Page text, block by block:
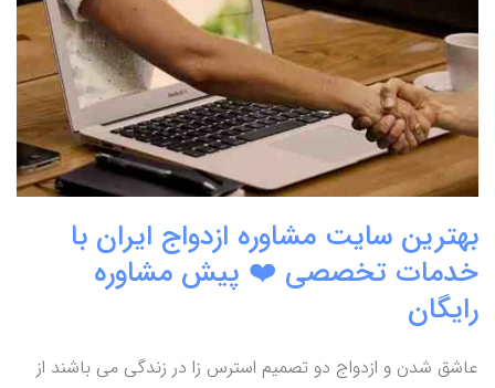
بهترین سایت مشاوره ازدواج ایران با
خدمات تخصصی ❤️ پیش مشاوره
رایگان
عاشق شدن و ازدواج دو تصمیم استرس زا در زندگی می باشند از